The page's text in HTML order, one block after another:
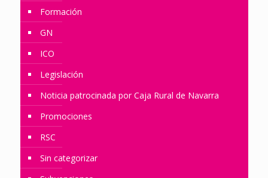
Formación
GN
ICO
Legislación
Noticia patrocinada por Caja Rural de Navarra
Promociones
RSC
Sin categorizar